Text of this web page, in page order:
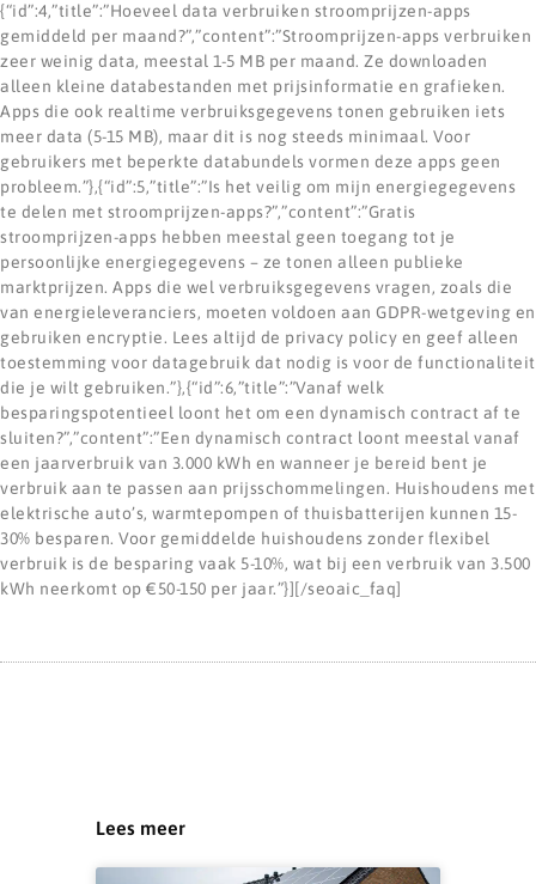
{“id”:4,”title”:”Hoeveel data verbruiken stroomprijzen-apps
gemiddeld per maand?”,”content”:”Stroomprijzen-apps verbruiken
zeer weinig data, meestal 1-5 MB per maand. Ze downloaden
alleen kleine databestanden met prijsinformatie en grafieken.
Apps die ook realtime verbruiksgegevens tonen gebruiken iets
meer data (5-15 MB), maar dit is nog steeds minimaal. Voor
gebruikers met beperkte databundels vormen deze apps geen
probleem.”},{“id”:5,”title”:”Is het veilig om mijn energiegegevens
te delen met stroomprijzen-apps?”,”content”:”Gratis
stroomprijzen-apps hebben meestal geen toegang tot je
persoonlijke energiegegevens – ze tonen alleen publieke
marktprijzen. Apps die wel verbruiksgegevens vragen, zoals die
van energieleveranciers, moeten voldoen aan GDPR-wetgeving en
gebruiken encryptie. Lees altijd de privacy policy en geef alleen
toestemming voor datagebruik dat nodig is voor de functionaliteit
die je wilt gebruiken.”},{“id”:6,”title”:”Vanaf welk
besparingspotentieel loont het om een dynamisch contract af te
sluiten?”,”content”:”Een dynamisch contract loont meestal vanaf
een jaarverbruik van 3.000 kWh en wanneer je bereid bent je
verbruik aan te passen aan prijsschommelingen. Huishoudens met
elektrische auto’s, warmtepompen of thuisbatterijen kunnen 15-
30% besparen. Voor gemiddelde huishoudens zonder flexibel
verbruik is de besparing vaak 5-10%, wat bij een verbruik van 3.500
kWh neerkomt op €50-150 per jaar.”}][/seoaic_faq]
Lees meer